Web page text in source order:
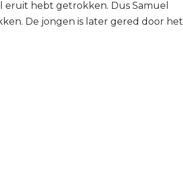
hebt getrokken. Dus Samuel
De jongen is later gered door het